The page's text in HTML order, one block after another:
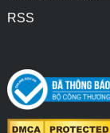
RSS